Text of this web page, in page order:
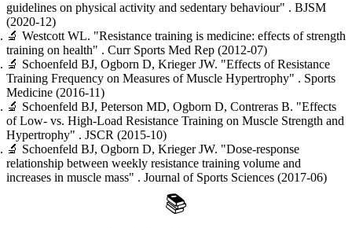
guidelines on physical activity and sedentary behaviour" . BJSM
(2020-12)
🔬 Westcott WL. "Resistance training is medicine: effects of strength
training on health" . Curr Sports Med Rep (2012-07)
🔬 Schoenfeld BJ, Ogborn D, Krieger JW. "Effects of Resistance
Training Frequency on Measures of Muscle Hypertrophy" . Sports
Medicine (2016-11)
🔬 Schoenfeld BJ, Peterson MD, Ogborn D, Contreras B. "Effects
of Low- vs. High-Load Resistance Training on Muscle Strength and
Hypertrophy" . JSCR (2015-10)
🔬 Schoenfeld BJ, Ogborn D, Krieger JW. "Dose-response
relationship between weekly resistance training volume and
increases in muscle mass" . Journal of Sports Sciences (2017-06)
📚